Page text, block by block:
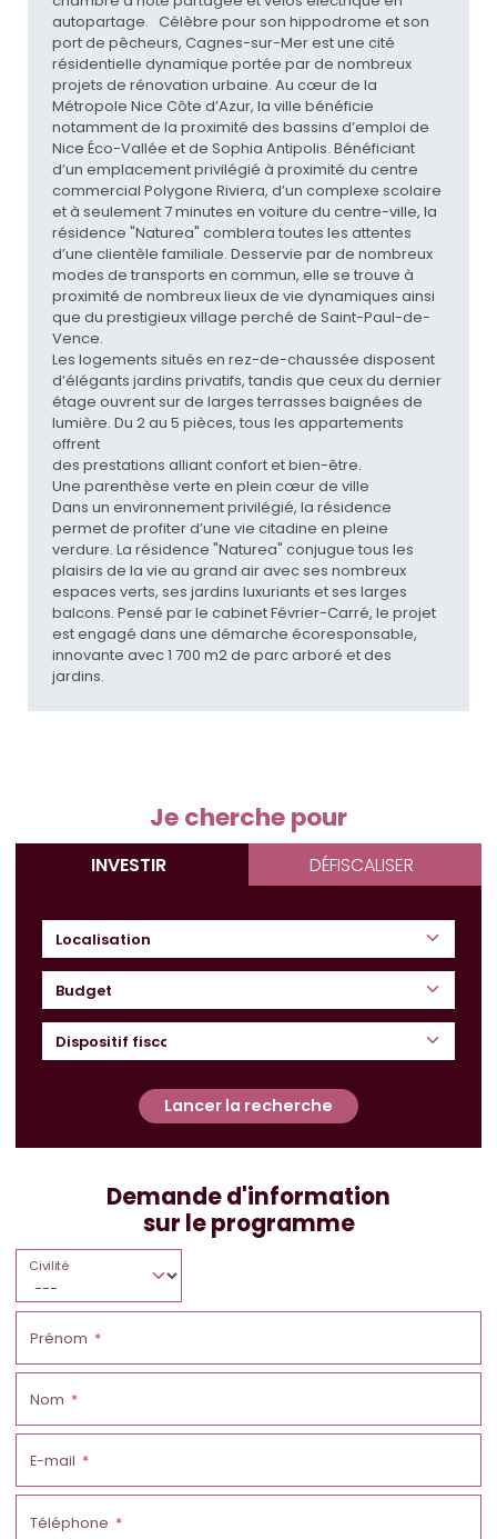
autopartage. Célèbre pour son hippodrome et son
port de pêcheurs, Cagnes-sur-Mer est une cité
résidentielle dynamique portée par de nombreux
projets de rénovation urbaine. Au cœur de la
Métropole Nice Côte d’Azur, la ville bénéficie
notamment de la proximité des bassins d’emploi de
Nice Éco-Vallée et de Sophia Antipolis. Bénéficiant
d’un emplacement privilégié à proximité du centre
commercial Polygone Riviera, d’un complexe scolaire
et à seulement 7 minutes en voiture du centre-ville, la
résidence "Naturea" comblera toutes les attentes
d’une clientèle familiale. Desservie par de nombreux
modes de transports en commun, elle se trouve à
proximité de nombreux lieux de vie dynamiques ainsi
que du prestigieux village perché de Saint-Paul-de-
Vence.
Les logements situés en rez-de-chaussée disposent
d’élégants jardins privatifs, tandis que ceux du dernier
étage ouvrent sur de larges terrasses baignées de
lumière. Du 2 au 5 pièces, tous les appartements
offrent
des prestations alliant confort et bien-être.
Une parenthèse verte en plein cœur de ville
Dans un environnement privilégié, la résidence
permet de profiter d’une vie citadine en pleine
verdure. La résidence "Naturea" conjugue tous les
plaisirs de la vie au grand air avec ses nombreux
espaces verts, ses jardins luxuriants et ses larges
balcons. Pensé par le cabinet Février-Carré, le projet
est engagé dans une démarche écoresponsable,
innovante avec 1 700 m2 de parc arboré et des
jardins.
Je cherche pour
INVESTIR DÉFISCALISER
Budget
Lancer la recherche
Demande d'information
sur le programme
Civilité
Prénom
Nom
E-mail
Téléphone